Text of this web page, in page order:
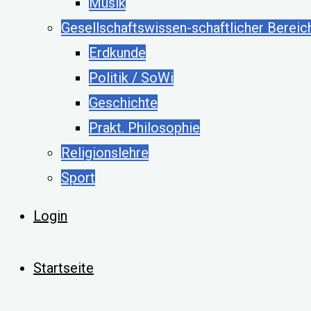
Gesellschaftswissen-schaftlicher
Erdkunde
Politik / SoWi
Geschichte
Prakt. Philosophie
Religionslehre
Sport
Login
Startseite